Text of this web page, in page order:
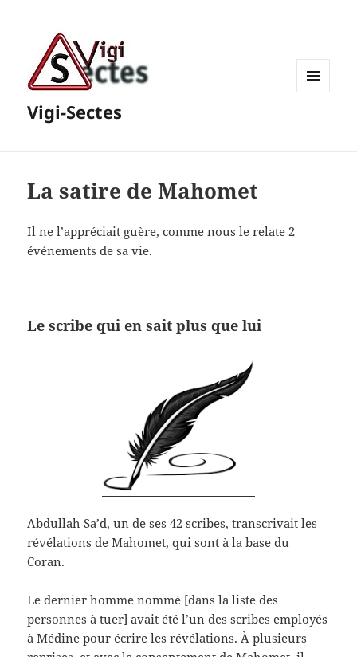
Vigi-Sectes
La satire de Mahomet
Il ne l’appréciait guère, comme nous le relate 2
événements de sa vie.
Le scribe qui en sait plus que lui
Abdullah Sa’d, un de ses 42 scribes, transcrivait les
révélations de Mahomet, qui sont à la base du
Coran.
Le dernier homme nommé [dans la liste des
personnes à tuer] avait été l’un des scribes employés
à Médine pour écrire les révélations. À plusieurs